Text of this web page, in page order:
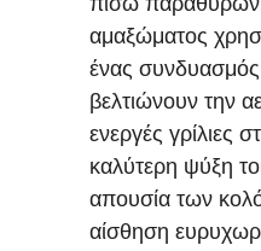
αμαξώματος
ένας
βελτιώνουν την
ενεργές γρίλιες
καλύτερη ψύξη
απουσία των
αίσθηση